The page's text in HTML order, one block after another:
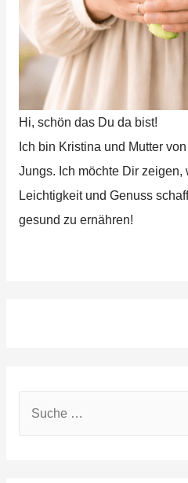
Hi, schön das Du da bist!
Ich bin Kristina und Mutter
Jungs. Ich möchte Dir zeigen,
Leichtigkeit und Genuss
gesund zu ernähren!